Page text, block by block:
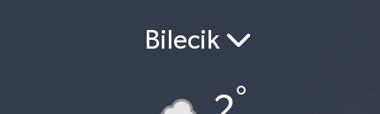
Bilecik
°